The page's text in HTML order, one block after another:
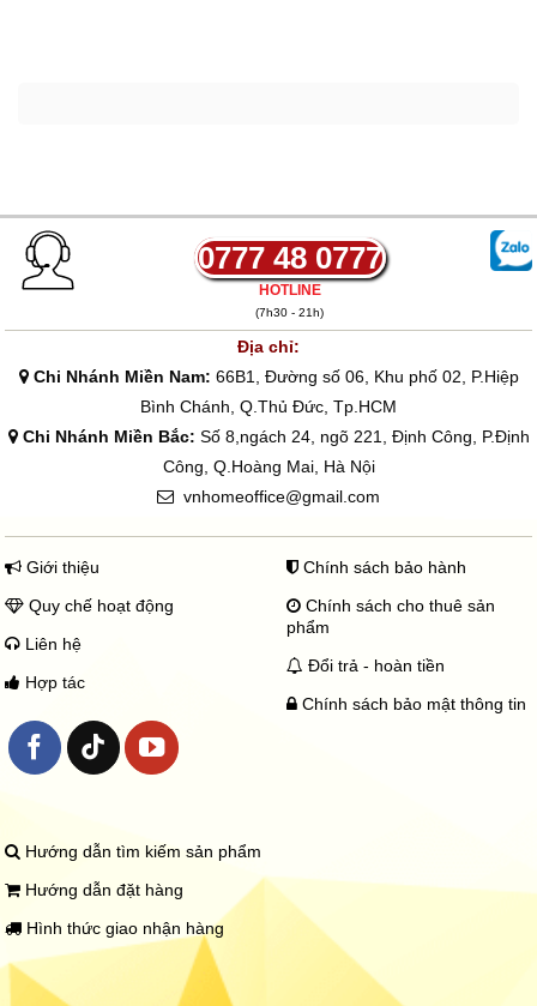
0777 48 0777
HOTLINE
(7h30 - 21h)
Địa chỉ:
Chi Nhánh Miền Nam: 66B1, Đường số 06, Khu phố 02, P.Hiệp
Bình Chánh, Q.Thủ Đức, Tp.HCM
Chi Nhánh Miền Bắc: Số 8,ngách 24, ngõ 221, Định Công, P.Định
Công, Q.Hoàng Mai, Hà Nội
vnhomeoffice@gmail.com
Giới thiệu
Quy chế hoạt động
Liên hệ
Hợp tác
Chính sách bảo hành
Chính sách cho thuê sản
phẩm
Đổi trả - hoàn tiền
Chính sách bảo mật thông tin
Hướng dẫn tìm kiếm sản phẩm
Hướng dẫn đặt hàng
Hình thức giao nhận hàng